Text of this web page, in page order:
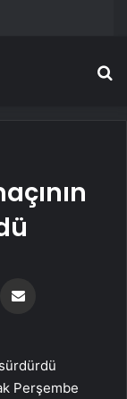
Perşembe